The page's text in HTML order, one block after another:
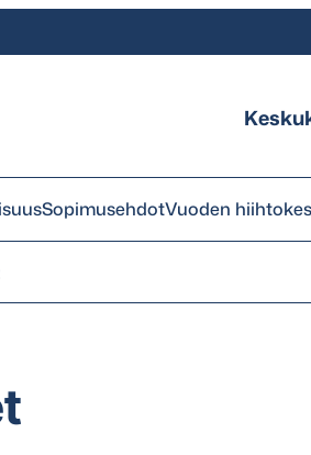
SopimusehdotVuoden